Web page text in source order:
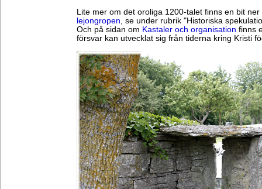
Lite mer om det oroliga 1200-talet finns en bit
lejongropen, se under rubrik "Historiska
Och på sidan om Kastaler och organisation finns
försvar kan utvecklat sig från tiderna kring Kristi